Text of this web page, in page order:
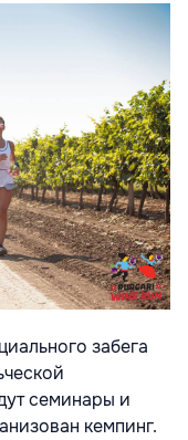
забега
семинары и
кемпинг.